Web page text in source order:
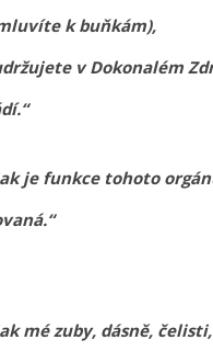
k buňkám),
v Dokonalém
je funkce tohoto
mé zuby, dásně, čelisti,